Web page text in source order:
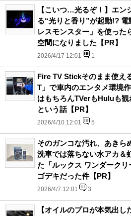
【こいつ…光るぞ！】エン
る“光りと香り”が起動!?
レスモンスター」を使った
空間になりました【PR】
2026/4/17 12:01 1
Fire TV Stickそのまま使え
T」で車内のエンタメ環境
はもちろんTVerもHuluも
という話【PR】
2026/4/10 12:01 5
そのガンコな汚れ、あきら
洗車では落ちない水アカ＆
た「ルックス ワンダーク
ゴデキだった件【PR】
2026/4/7 12:01 3
【オイルのプロが本気出